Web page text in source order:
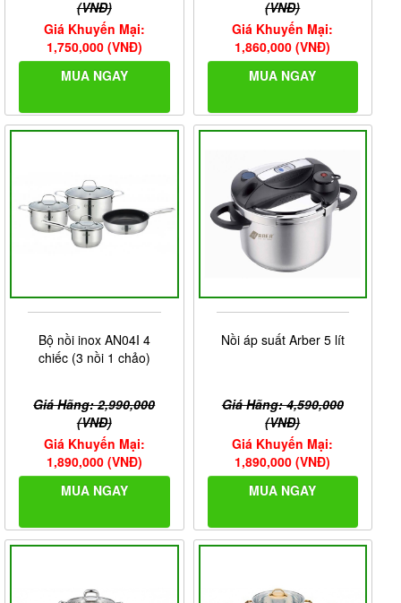
(VNĐ)
Giá Khuyến Mại:
1,750,000 (VNĐ)
MUA NGAY
(VNĐ)
Giá Khuyến Mại:
1,860,000 (VNĐ)
MUA NGAY
Bộ nồi inox AN04I 4
chiếc (3 nồi 1 chảo)
Giá Hãng: 2,990,000
(VNĐ)
Giá Khuyến Mại:
1,890,000 (VNĐ)
MUA NGAY
Nồi áp suất Arber 5 lít
Giá Hãng: 4,590,000
(VNĐ)
Giá Khuyến Mại:
1,890,000 (VNĐ)
MUA NGAY